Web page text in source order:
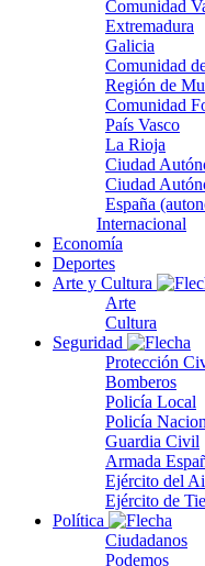
Comunidad
Extremadura
Galicia
Comunidad
Región de
Comunidad
País Vasco
La Rioja
Ciudad
Ciudad
España
Internacional
Economía
Deportes
Arte y Cultura
Arte
Cultura
Seguridad
Protección
Bomberos
Policía Local
Policía
Guardia Civil
Armada
Ejército del
Ejército de
Política
Ciudadanos
Podemos